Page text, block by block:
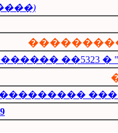
��5323 �
9